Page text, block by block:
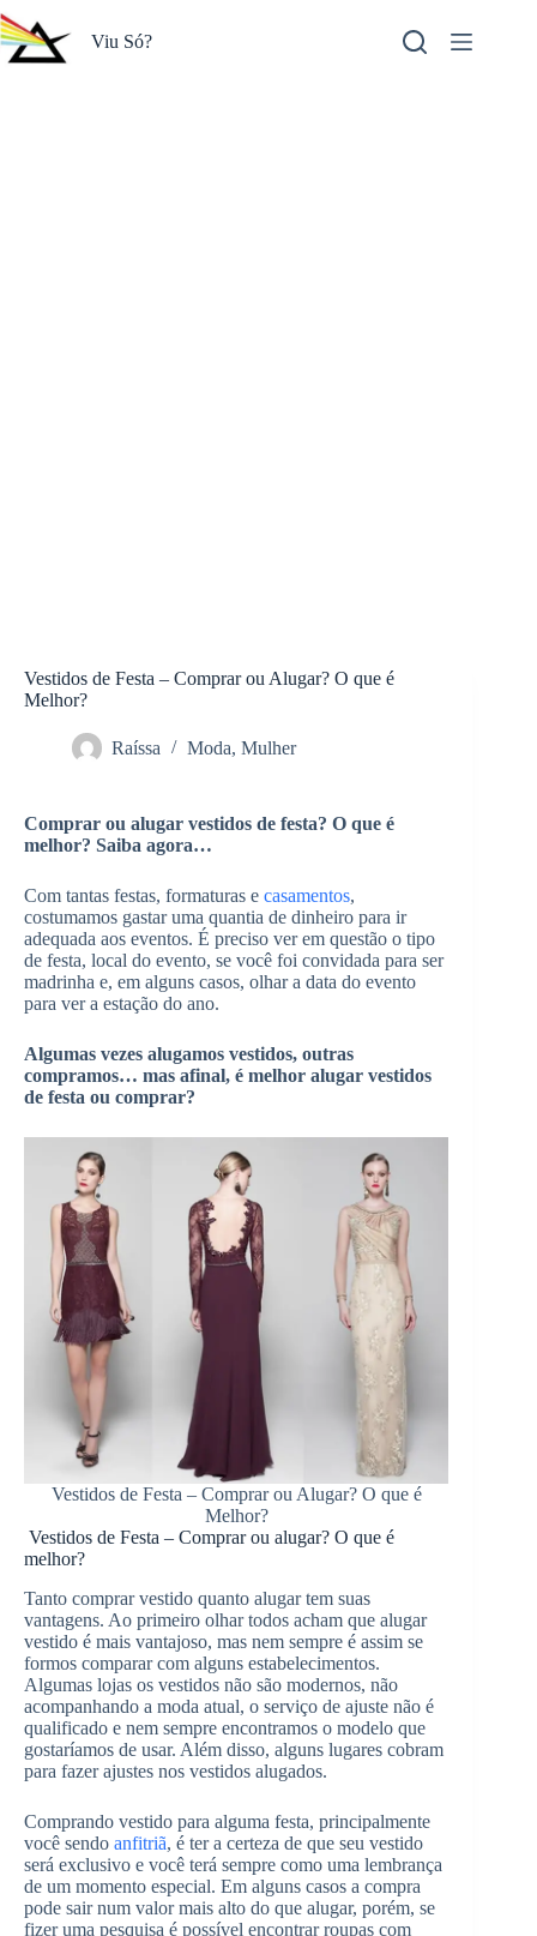
Pular
para
o
Viu Só?
Vestidos de Festa – Comprar ou Alugar? O que é
Melhor?
Raíssa Moda, Mulher
Comprar ou alugar vestidos de festa? O que é
melhor? Saiba agora…
Com tantas festas, formaturas e casamentos,
costumamos gastar uma quantia de dinheiro para ir
adequada aos eventos. É preciso ver em questão o tipo
de festa, local do evento, se você foi convidada para ser
madrinha e, em alguns casos, olhar a data do evento
para ver a estação do ano.
Algumas vezes alugamos vestidos, outras
compramos… mas afinal, é melhor alugar vestidos
de festa ou comprar?
Vestidos de Festa – Comprar ou Alugar? O que é
Melhor?
Vestidos de Festa – Comprar ou alugar? O que é
melhor?
Tanto comprar vestido quanto alugar tem suas
vantagens. Ao primeiro olhar todos acham que alugar
vestido é mais vantajoso, mas nem sempre é assim se
formos comparar com alguns estabelecimentos.
Algumas lojas os vestidos não são modernos, não
acompanhando a moda atual, o serviço de ajuste não é
qualificado e nem sempre encontramos o modelo que
gostaríamos de usar. Além disso, alguns lugares cobram
para fazer ajustes nos vestidos alugados.
Comprando vestido para alguma festa, principalmente
você sendo anfitriã, é ter a certeza de que seu vestido
será exclusivo e você terá sempre como uma lembrança
de um momento especial. Em alguns casos a compra
pode sair num valor mais alto do que alugar, porém, se
fizer uma pesquisa é possível encontrar roupas com